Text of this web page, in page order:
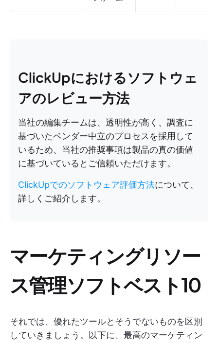
ClickUpにおけるソフトウェ
アのレビュー方法
当社の編集チームは、透明性が高く、調査に
基づいたベンダー中立のプロセスを採用して
いるため、当社の推奨事項は製品の真の価値
に基づいているとご信頼いただけます。
ClickUpでのソフトウェア評価方法について、
詳しくご紹介します。
マーケティングリソー
ス管理ソフトベスト10
それでは、優れたツールとそうでないものを区別
していきましょう。以下に、最高のマーケティン